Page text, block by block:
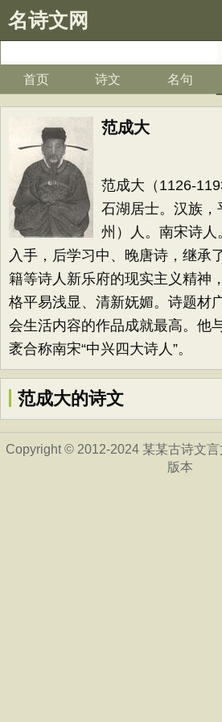
名诗文网
首页 诗文 名句
范成大
范成大（1126-
石湖居士。汉族
州）人。南宋诗
入手，后学习中、晚唐诗，继承
籍等诗人新乐府的现实主义精神
格平易浅显、清新妩媚。诗题材
会生活内容的作品成就最高。他
袤合称南宋“中兴四大诗人”。
范成大的诗文
Copyright © 2012-2024 某某古诗文
版本